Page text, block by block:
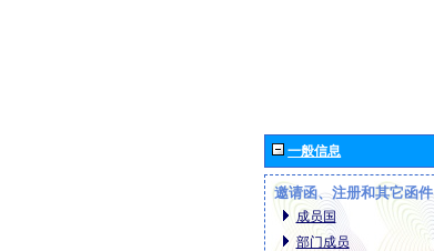
一般信息
邀请函、注册和其它函件
成员国
部门成员